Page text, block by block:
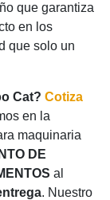
que garantiza
en los
que solo un
Cat? Cotiza
en la
maquinaria
DE
al
. Nuestro